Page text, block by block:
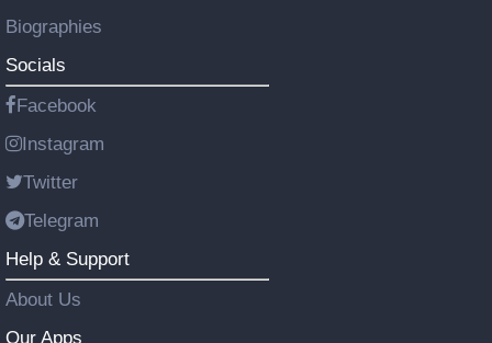
Biographies
Socials
Facebook
Instagram
Twitter
Telegram
Help & Support
About Us
Our Apps